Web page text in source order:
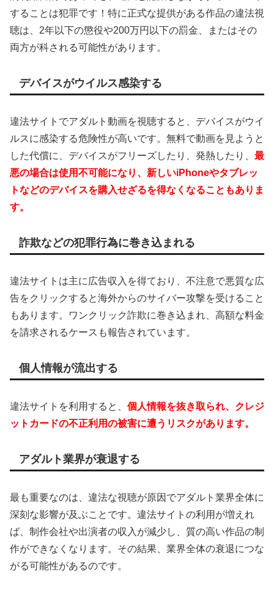
することは犯罪です！特に正式な提供がある作品の違法視
聴は、2年以下の懲役や200万円以下の罰金、またはその
両方が科される可能性があります。
デバイスがウイルス感染する
違法サイトでアダルト動画を視聴すると、デバイスがウイ
ルスに感染する危険性が高いです。無料で動画を見ようと
した代償に、デバイスがフリーズしたり、発熱したり、 最
悪の場合は使用不可能になり、新しいiPhoneやタブレッ
トなどのデバイスを購入せざるを得なくなることもありま
す。
詐欺などの犯罪行為に巻き込まれる
違法サイトは主に広告収入を得ており、不注意で悪質な広
告をクリックすると海外からのサイバー攻撃を受けること
もあります。ワンクリック詐欺に巻き込まれ、高額な料金
を請求されるケースも報告されています。
個人情報が流出する
違法サイトを利用すると、 個人情報を抜き取られ、クレジ
ットカードの不正利用の被害に遭うリスクがあります。
アダルト業界が衰退する
最も重要なのは、違法な視聴が原因でアダルト業界全体に
深刻な影響が及ぶことです。違法サイトの利用が増えれ
ば、制作会社や出演者の収入が減少し、質の高い作品の制
作ができなくなります。その結果、業界全体の衰退につな
がる可能性があるのです。